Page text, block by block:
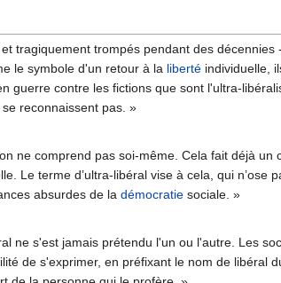
tragiquement trompés pendant des
le symbole d'un retour à la liberté individuelle,
guerre contre les fictions que sont l'ultra-
reconnaissent pas. »
ne comprend pas soi-même. Cela fait déjà
Le terme d’ultra-libéral vise à cela, qui n’ose
absurdes de ladémocratie sociale. »
ne s'est jamais prétendu l'un ou l'autre. Les
de s'exprimer, en préfixant le nom de libéral